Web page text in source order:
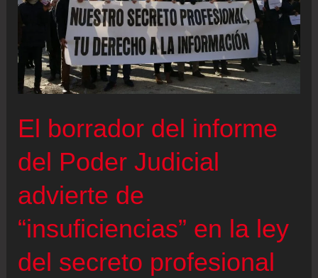
El borrador del informe
del Poder Judicial
advierte de
“insuficiencias” en la ley
del secreto profesional